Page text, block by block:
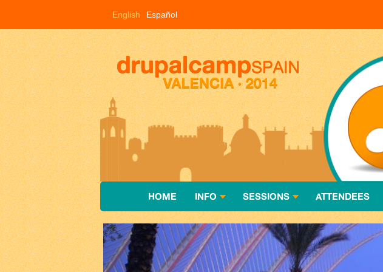
English
Español
HOME INFO SESSIONS ATTENDEES